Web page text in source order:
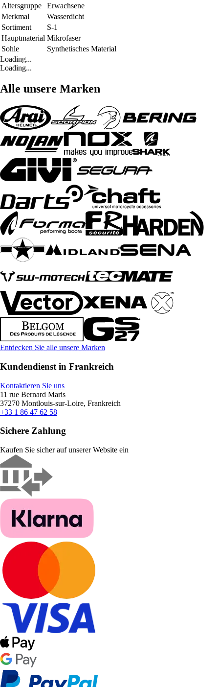
Altersgruppe
Erwachsene
Merkmal
Wasserdicht
Sortiment
S-1
Hauptmaterial Mikrofaser
Sohle
Synthetisches Material
Loading...
Loading...
Alle unsere Marken
Entdecken Sie alle unsere Marken
Kundendienst in Frankreich
Kontaktieren Sie uns
11 rue Bernard Maris
37270 Montlouis-sur-Loire, Frankreich
+33 1 86 47 62 58
Sichere Zahlung
Kaufen Sie sicher auf unserer Website ein